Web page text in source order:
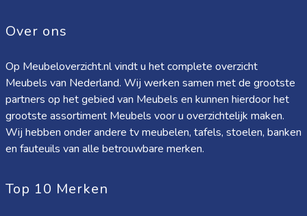
Over ons
Op Meubeloverzicht.nl vindt u het complete overzicht
Meubels van Nederland. Wij werken samen met de grootste
partners op het gebied van Meubels en kunnen hierdoor het
grootste assortiment Meubels voor u overzichtelijk maken.
Wij hebben onder andere tv meubelen, tafels, stoelen, banken
en fauteuils van alle betrouwbare merken.
Top 10 Merken